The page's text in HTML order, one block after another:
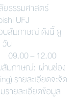
ธรรมศาสตร์
UFJ
บสัมภาษณ์ ดังนี้ ดู
าษณ์ทุน วัน
– 12.00
สัมภาษณ์: ผ่านช่อง
รายละเอียดจะจัด
รายละเอียดข้อมูล